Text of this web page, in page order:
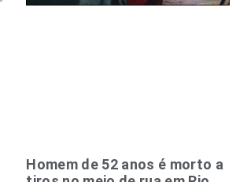
Homem de 52 anos é morto a